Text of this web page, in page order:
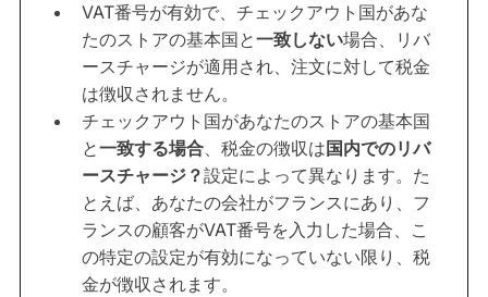
VAT番号が有効で、チェックアウト国があな
たのストアの基本国と一致しない場合、リバ
ースチャージが適用され、注文に対して税金
は徴収されません。
チェックアウト国があなたのストアの基本国
と一致する場合、税金の徴収は 国内でのリバ
ースチャージ？設定によって異なります。た
とえば、あなたの会社がフランスにあり、フ
ランスの顧客がVAT番号を入力した場合、こ
の特定の設定が有効になっていない限り、税
金が徴収されます。